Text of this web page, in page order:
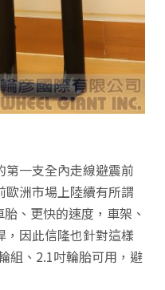
第一支全內走線避震前
歐洲市場上陸續有所謂
、更快的速度，車架、
，因此信隆也針對這樣
組、2.1吋輪胎可用，避